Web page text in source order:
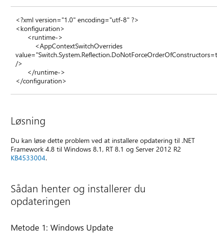
<?xml version="1.0" encoding="utf-8" ?>
<konfiguration>
<runtime->
<AppContextSwitchOverrides
/>
</runtime->
</configuration>
Løsning
Du kan løse dette problem ved at installere opdatering til .NET
Framework 4.8 til Windows 8.1, RT 8.1 og Server 2012 R2
KB4533004.
Sådan henter og installerer du
opdateringen
Metode 1: Windows Update